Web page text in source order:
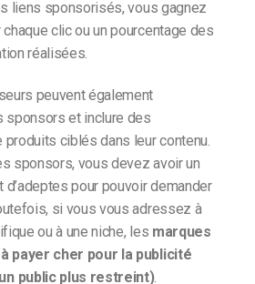
liens sponsorisés, vous gagnez
chaque clic ou un pourcentage des
réalisées.
peuvent également
sponsors et inclure des
ciblés dans leur contenu.
sponsors, vous devez avoir un
d’adeptes pour pouvoir demander
si vous vous adressez à
ou à une niche, les marques
payer cher pour la publicité
public plus restreint).